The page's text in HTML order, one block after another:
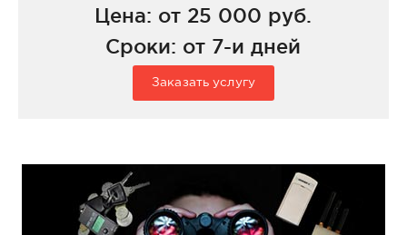
Цена: от 25 000 руб.
Сроки: от 7-и дней
Заказать услугу